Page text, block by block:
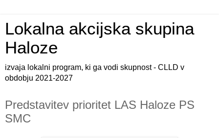
Lokalna akcijska skupina
Haloze
izvaja lokalni program, ki ga vodi skupnost - CLLD v
obdobju 2021-2027
Predstavitev prioritet LAS Haloze PS
SMC